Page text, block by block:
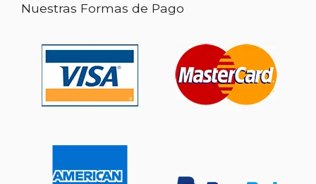
Nuestras Formas de Pago